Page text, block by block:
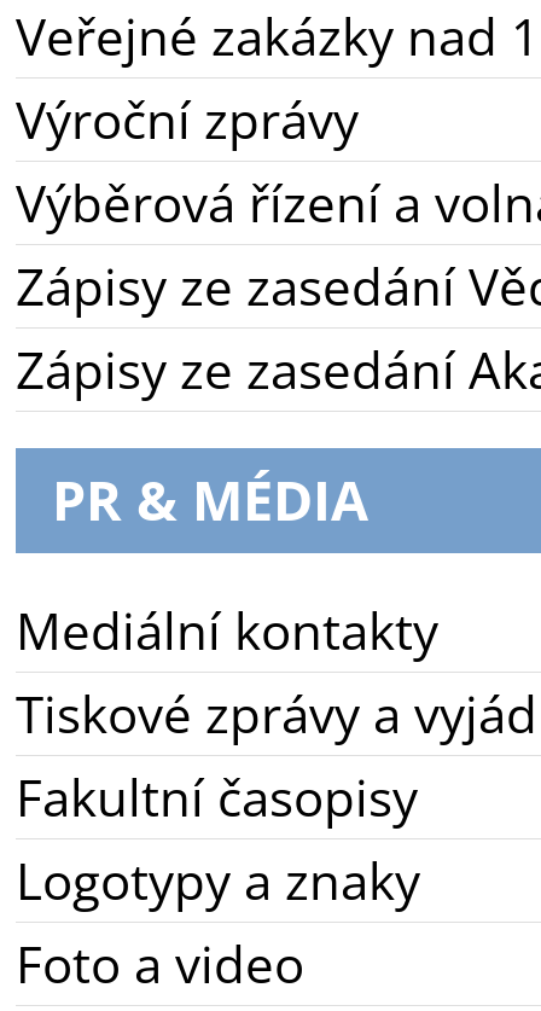
Veřejné zakázky nad
Výroční zprávy
Výběrová řízení a
Zápisy ze zasedání
Zápisy ze zasedání
PR & MÉDIA
Mediální kontakty
Tiskové zprávy a
Fakultní časopisy
Logotypy a znaky
Foto a video